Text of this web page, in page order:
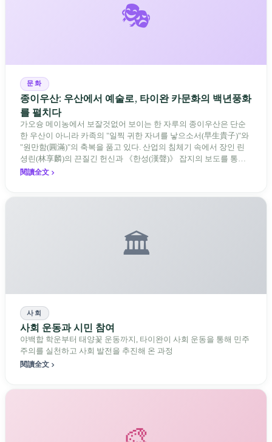
🎭
문화
종이우산: 우산에서 예술로, 타이완 카문화의 백년풍화
를 펼치다
가오슝 메이농에서 보잘것없어 보이는 한 자루의 종이우산은 단순
한 우산이 아니라 카족의 "일찍 귀한 자녀를 낳으소서(早生貴子)"와
"원만함(圓滿)"의 축복을 품고 있다. 산업의 침체기 속에서 장인 린
셩린(林享麟)의 끈질긴 헌신과 《한성(漢聲)》 잡지의 보도를 통해
일상의 우산에서 국제적 주목을 받는 예술품으로 탈바꿈하며, 타이
閱讀全文
🏛️
사회
사회 운동과 시민 참여
야백합 학운부터 태양꽃 운동까지, 타이완이 사회 운동을 통해 민주
주의를 실천하고 사회 발전을 추진해 온 과정
閱讀全文